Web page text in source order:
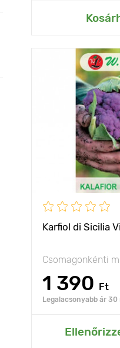
Hozzáadás
Karfiol di Sicilia
Csomagonkénti
1 390 Ft
Legalacsonyabb ár
Jellemzők
Ültetési távolság
Fényigény
Hozzáadás